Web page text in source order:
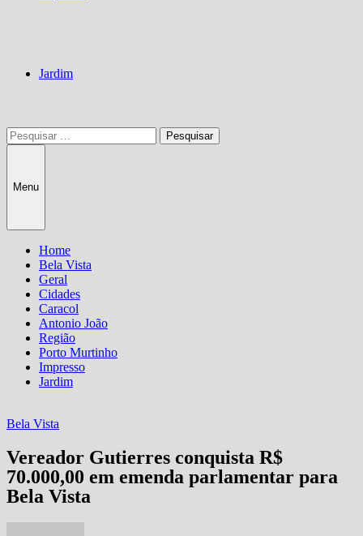
Jardim
Pesquisar
por:
Menu
Home
Bela Vista
Geral
Cidades
Caracol
Antonio João
Região
Porto Murtinho
Impresso
Jardim
Bela Vista
Vereador Gutierres conquista R$
70.000,00 em emenda parlamentar para
Bela Vista